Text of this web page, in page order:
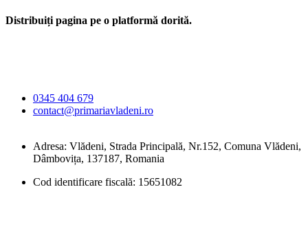
Distribuiți pagina pe o platformă dorită.
0345 404 679
contact@primariavladeni.ro
Adresa: Vlădeni, Strada Principală, Nr.152, Comuna Vlădeni,
Dâmbovița, 137187, Romania
Cod identificare fiscală: 15651082